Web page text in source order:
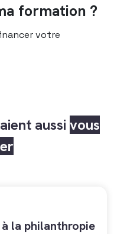
formation ?
votre
aussi vous
la philanthropie